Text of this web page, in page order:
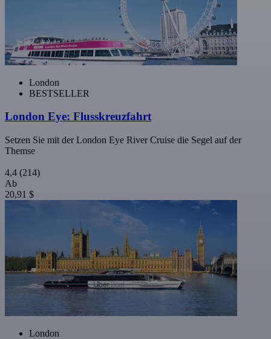
London
BESTSELLER
London Eye: Flusskreuzfahrt
Setzen Sie mit der London Eye River Cruise die Segel auf der
Themse
4,4 (214)
Ab
20,91 $
London